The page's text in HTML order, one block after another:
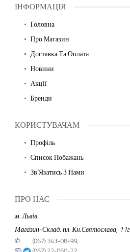
ІНФОРМАЦІЯ
Головна
Про Магазин
Доставка Та Оплата
Новини
Акції
Бренди
КОРИСТУВАЧАМ
Профіль
Список Побажань
Зв`язатись З Нами
ПРО НАС
м. Львів
Магазин-Склад: пл. Кн.Святослава, 11г
✆
(067) 343-08-99,